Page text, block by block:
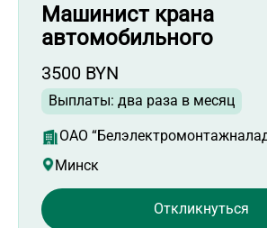
Машинист крана
автомобильного
3500 BYN
Выплаты: два раза в месяц
ОАО
Минск
Откликнуться